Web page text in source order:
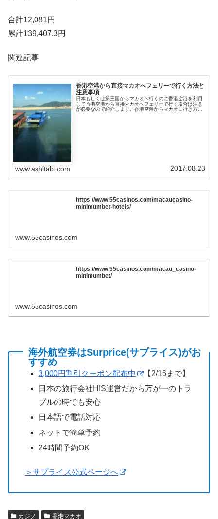
合計12,081円
累計139,407.3円
関連記事
香港空港から直接マカオへフェリーで行く方法と
注意事項
日本もしくは第三国からマカオへ行くのに香港空港を利用
して香港空港から直接マカオへフェリーで行く場合は注意
が必要なので紹介します。香港空港からマカオに行き方マ
www.ashitabi.com 2017.08.23
https://www.55casinos.com/macaucasino-
minimumbet-hotels/
www.55casinos.com
https://www.55casinos.com/macau_casino-
minimumbet/
www.55casinos.com
海外航空券はSurprice(サプライス)がお
すすめ
3,000円割引クーポン配布中
【2/16まで】
日本の旅行会社HIS運営だから万が一のトラ
ブルの時でも安心
日本語で電話対応
ネットで簡単予約
24時間予約OK
＞サプライス公式ページへ
カジノ 香港マカオ